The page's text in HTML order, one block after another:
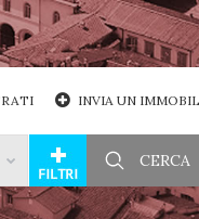
INVIA UN